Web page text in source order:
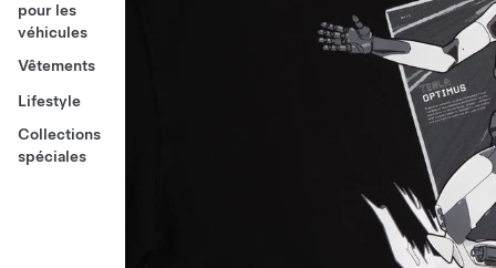
pour les
véhicules
Vêtements
Lifestyle
Collections
spéciales